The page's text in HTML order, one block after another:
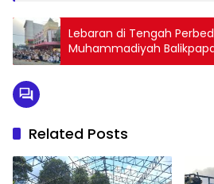
Lebaran di Tengah
Muhammadiyah
Pesan Persatuan
Related Posts